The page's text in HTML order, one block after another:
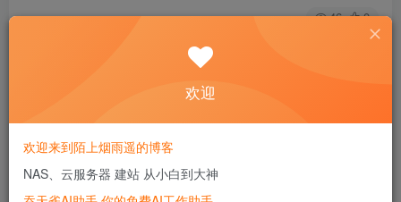
46 0
部署Postgresql数据库方式
postgresql部署方式如下，可根据需要选择不通的部署方式。
2、源码安装部署
3、centos系统通过yum部署，ubuntu系统通过apt部署安装
欢迎
欢迎来到陌上烟雨遥的博客
NAS、云服务器 建站 从小白到大神